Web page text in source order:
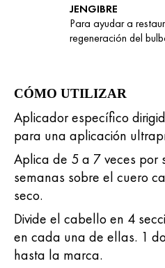
JENGIBRE
Para ayudar a
regeneración del
CÓMO UTILIZAR ​
Aplicador específico
para una aplicación
Aplica de 5 a 7 veces por
semanas sobre el cuero
seco.
Divide el cabello en 4
en cada una de ellas. 1
hasta la marca.